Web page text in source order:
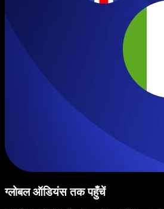
ग्लोबल ऑडियंस तक पहुँचें